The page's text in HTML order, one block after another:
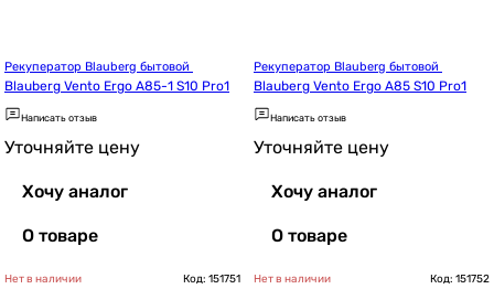
Blauberg Vento Ergo A85-1 S10 Pro1
Написать отзыв
Уточняйте цену
Хочу аналог
О товаре
Blauberg Vento Ergo A85 S10 Pro1
Написать отзыв
Уточняйте цену
Хочу аналог
О товаре
Нет в наличии Код: 151751 Нет в наличии Код: 151752